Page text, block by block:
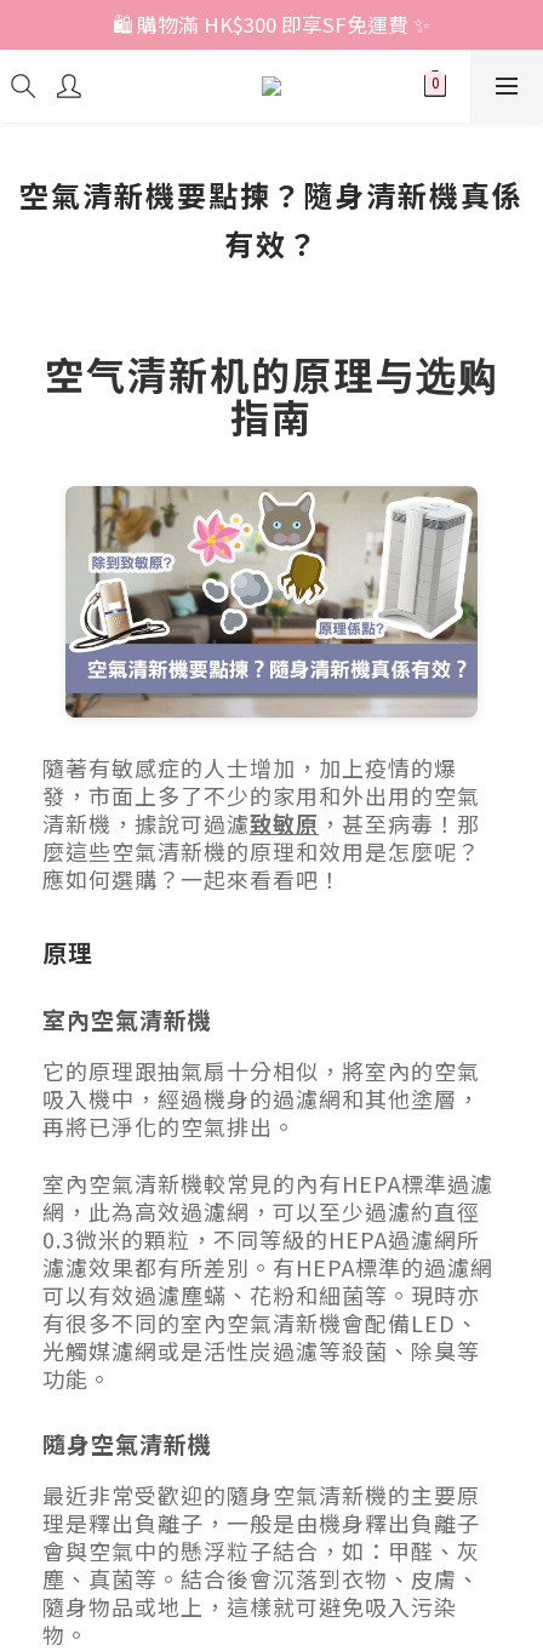
🛍️ 購物滿 HK$300 即享SF免運費 ✨
空氣清新機要點揀？隨身清新機真係
有效？
空气清新机的原理与选购
指南
隨著有敏感症的人士增加，加上疫情的爆
發，市面上多了不少的家用和外出用的空氣
清新機，據說可過濾致敏原 ，甚至病毒！那
麼這些空氣清新機的原理和效用是怎麼呢？
應如何選購？一起來看看吧！
原理
室內空氣清新機
它的原理跟抽氣扇十分相似，將室內的空氣
吸入機中，經過機身的過濾網和其他塗層，
再將已淨化的空氣排出。
室內空氣清新機較常見的內有HEPA標準過濾
網，此為高效過濾網，可以至少過濾約直徑
0.3微米的顆粒，不同等級的HEPA過濾網所
濾濾效果都有所差別。有HEPA標準的過濾網
可以有效過濾塵蟎、花粉和細菌等。現時亦
有很多不同的室內空氣清新機會配備LED、
光觸媒濾網或是活性炭過濾等殺菌、除臭等
功能。
隨身空氣清新機
最近非常受歡迎的隨身空氣清新機的主要原
理是釋出負離子，一般是由機身釋出負離子
會與空氣中的懸浮粒子結合，如：甲醛、灰
塵、真菌等。結合後會沉落到衣物、皮膚、
隨身物品或地上，這樣就可避免吸入污染
物。